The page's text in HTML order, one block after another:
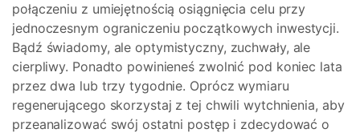
połączeniu z umiejętnością osiągnięcia celu przy
jednoczesnym ograniczeniu początkowych inwestycji.
Bądź świadomy, ale optymistyczny, zuchwały, ale
cierpliwy. Ponadto powinieneś zwolnić pod koniec lata
przez dwa lub trzy tygodnie. Oprócz wymiaru
regenerującego skorzystaj z tej chwili wytchnienia, aby
przeanalizować swój ostatni postęp i zdecydować o